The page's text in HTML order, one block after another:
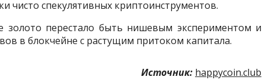
чисто спекулятивных криптоинструментов.
золото перестало быть нишевым экспериментом и
в блокчейне с растущим притоком капитала.
Источник: happycoin.club